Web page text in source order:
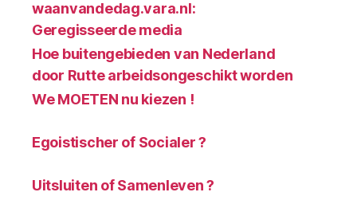
waanvandedag.vara.nl:
Geregisseerde media
Hoe buitengebieden van Nederland
door Rutte arbeidsongeschikt worden
We MOETEN nu kiezen !
Egoistischer of Socialer ?
Uitsluiten of Samenleven ?